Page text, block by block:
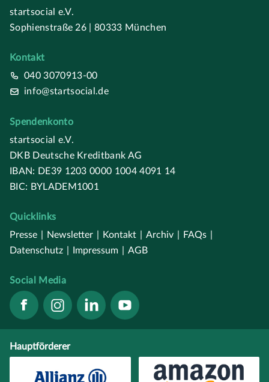
startsocial e.V.
Sophienstraße 26 | 80333 München
Kontakt
040 3070913-00
info@startsocial.de
Spendenkonto
startsocial e.V.
DKB Deutsche Kreditbank AG
IBAN: DE39 1203 0000 1004 4091 14
BIC: BYLADEM1001
Quicklinks
Presse
Newsletter Kontakt Archiv FAQs
Datenschutz
Impressum AGB
Social Media
Hauptförderer